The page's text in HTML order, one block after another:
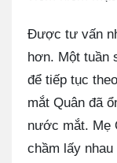
Được tư vấn
hơn. Một tuần
để tiếp tục
mắt Quân đã
nước mắt. Mẹ
chầm lấy